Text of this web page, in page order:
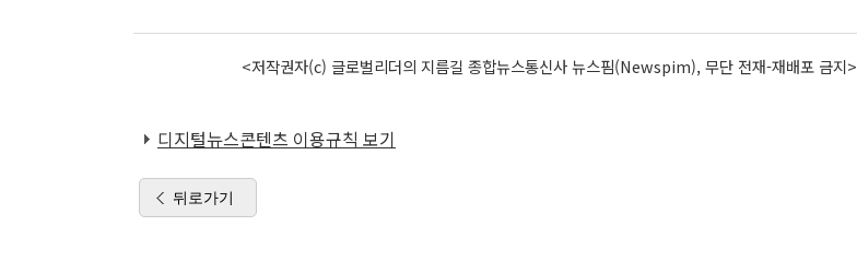
<저작권자(c) 글로벌리더의 지름길 종합뉴스통신사 뉴스핌(Newspim), 무단 전재-재배포 금지>
디지털뉴스콘텐츠 이용규칙 보기
뒤로가기